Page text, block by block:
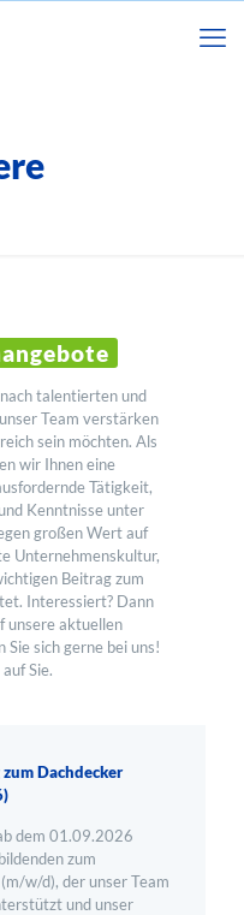
talentierten und
Team verstärken
sein möchten. Als
wir Ihnen eine
Tätigkeit,
Kenntnisse unter
großen Wert auf
Unternehmenskultur,
Beitrag zum
Interessiert? Dann
unsere aktuellen
sich gerne bei uns!
Sie.
Dachdecker
dem 01.09.2026
zum
w/d), der unser Team
und unser